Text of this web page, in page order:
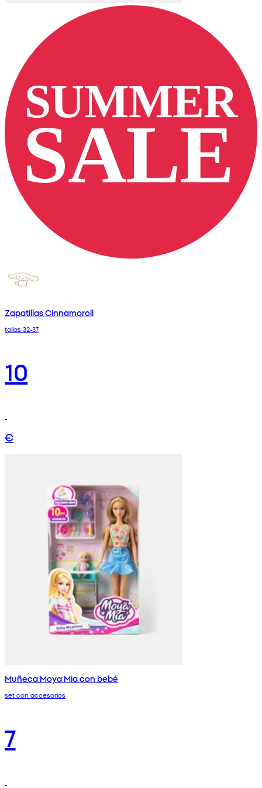
Zapatillas Cinnamoroll
tallas 32-37
10
€
Muñeca Moya Mia con bebé
set con accesorios
7